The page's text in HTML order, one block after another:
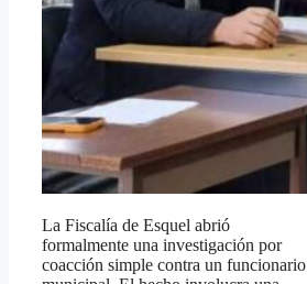
La Fiscalía de Esquel abrió
formalmente una investigación por
coacción simple contra un funcionario